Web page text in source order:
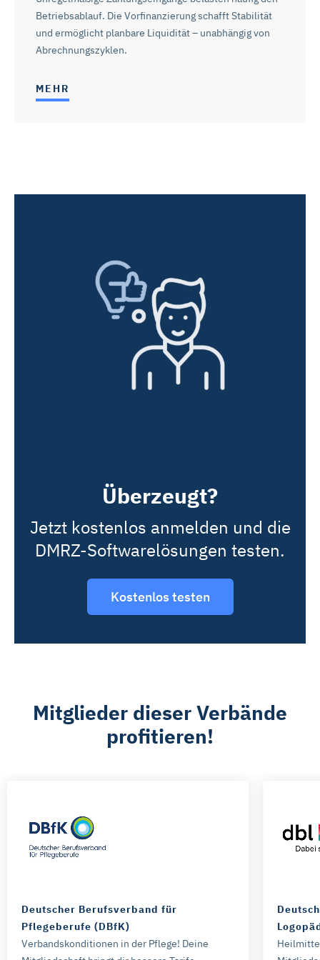
Betriebsablauf. Die Vorfinanzierung schafft Stabilität
und ermöglicht planbare Liquidität – unabhängig von
Abrechnungszyklen.
MEHR
Überzeugt?
Jetzt kostenlos anmelden und die
DMRZ-Softwarelösungen testen.
Kostenlos testen
Mitglieder dieser Verbände
profitieren!
Deutscher Berufsverband für
Pflegeberufe (DBfK)
Verbandskonditionen in der Pflege! Deine